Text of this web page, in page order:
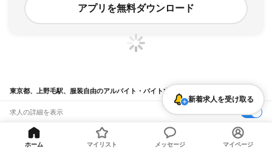
アプリを無料ダウンロード
東京都、上野毛駅、服装自由のアルバイト・バイト求人情報
求人の詳細を表示
条件を追加・変更して検索
新着求人を受け取る
ホーム マイリスト メッセージ マイページ